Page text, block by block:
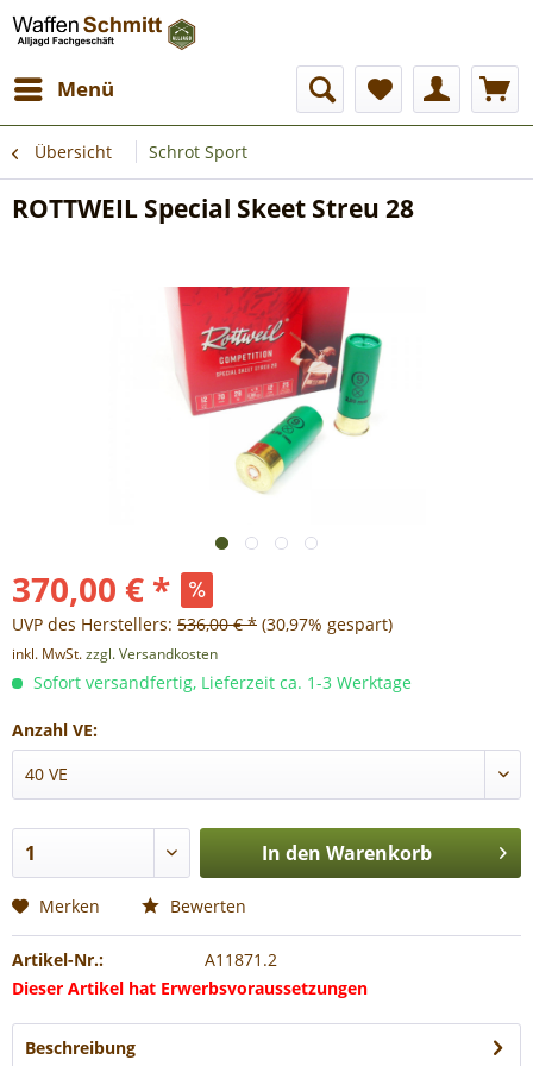
Menü
Übersicht Schrot Sport
ROTTWEIL Special Skeet Streu 28
370,00 € *
UVP des Herstellers: 536,00 € * (30,97% gespart)
inkl. MwSt.zzgl. Versandkosten
Sofort versandfertig, Lieferzeit ca. 1-3 Werktage
Anzahl VE:
In den Warenkorb
Merken Bewerten
Artikel-Nr.:
A11871.2
Dieser Artikel hat Erwerbsvoraussetzungen
Beschreibung